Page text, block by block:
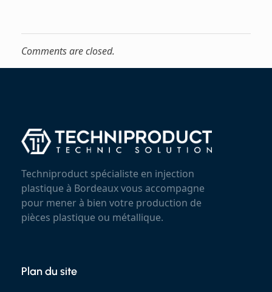
Comments are closed.
Techniproduct spécialiste en injection
plastique à Bordeaux vous accompagne
pour mener à bien votre production de
pièces plastique ou métallique.
Plan du site